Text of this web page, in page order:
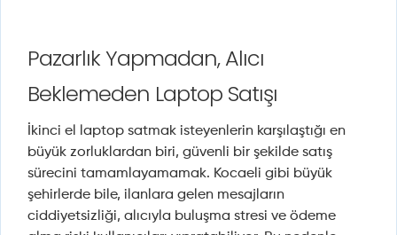
Pazarlık Yapmadan, Alıcı
Beklemeden Laptop Satışı
İkinci el laptop satmak isteyenlerin karşılaştığı en
büyük zorluklardan biri, güvenli bir şekilde satış
sürecini tamamlayamamak. Kocaeli gibi büyük
şehirlerde bile, ilanlara gelen mesajların
ciddiyetsizliği, alıcıyla buluşma stresi ve ödeme